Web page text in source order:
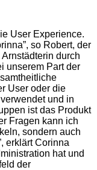
User Experience.
so Robert, der
durch
unserem Part der
User oder die
und in
ist das Produkt
Fragen kann ich
sondern auch
erklärt Corinna
hat und
der